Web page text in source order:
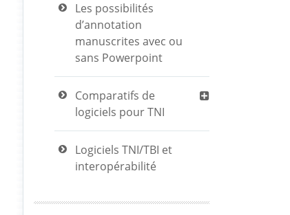
Les possibilités
d’annotation
manuscrites avec ou
sans Powerpoint
Comparatifs de
logiciels pour TNI
Logiciels TNI/TBI et
interopérabilité